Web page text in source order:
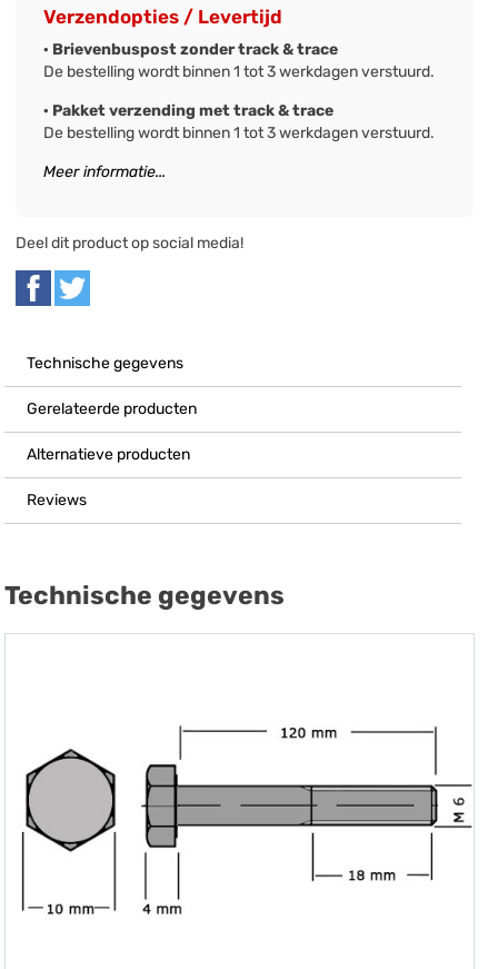
Verzendopties / Levertijd
· Brievenbuspost zonder track & trace
De bestelling wordt binnen 1 tot 3 werkdagen verstuurd.
· Pakket verzending met track & trace
De bestelling wordt binnen 1 tot 3 werkdagen verstuurd.
Meer informatie...
Deel dit product op social media!
Technische gegevens
Gerelateerde producten
Alternatieve producten
Reviews
Technische gegevens